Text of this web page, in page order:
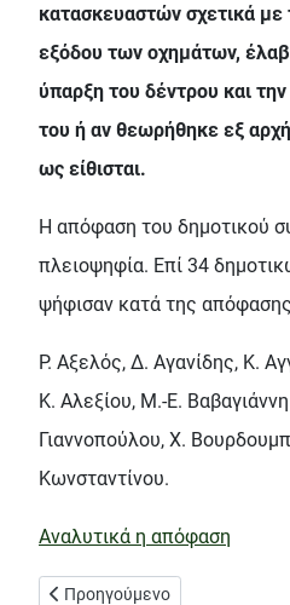
κατασκευαστών σχετικά με
εξόδου των οχημάτων,
ύπαρξη του δέντρου και
του ή αν θεωρήθηκε εξ
ως είθισται.
Η απόφαση του δημοτικού
πλειοψηφία. Επί 34
ψήφισαν κατά της
Ρ. Αξελός, Δ. Αγανίδης, Κ.
Κ. Αλεξίου, Μ.-Ε.
Γιαννοπούλου, Χ.
Κωνσταντίνου.
Αναλυτικά η απόφαση
Προηγούμενο άρθρο: Από τα
Προηγούμενο